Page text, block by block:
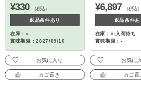
¥330 （税込）
返品条件あり
在庫：○
賞味期限：2027/09/10
お気に入り
カゴ置き
¥6,897 （税込）
返品条件あ
在庫：×:入荷待ち
賞味期限：-
お気に
カゴ置